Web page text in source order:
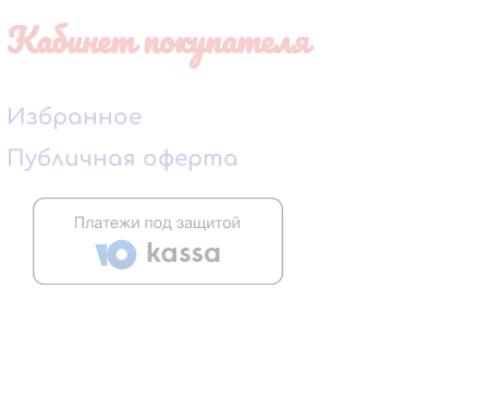
Кабинет покупателя
Избранное
Публичная оферта